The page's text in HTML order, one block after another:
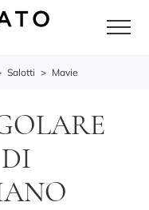
Salotti > Mavie